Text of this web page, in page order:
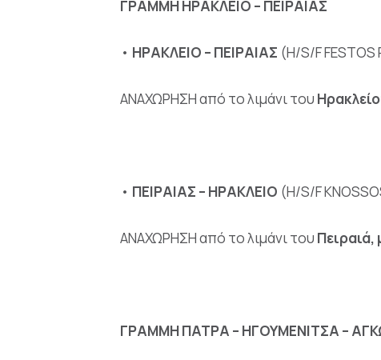
ΓΡΑΜΜΗ ΗΡΑΚΛΕΙΟ – ΠΕΙΡΑΙΑΣ
• ΗΡΑΚΛΕΙΟ – ΠΕΙΡΑΙΑΣ (H/S/F FESTOS
ΑΝΑΧΩΡΗΣΗ από το λιμάνι του
• ΠΕΙΡΑΙΑΣ – ΗΡΑΚΛΕΙΟ (H/S/F
ΑΝΑΧΩΡΗΣΗ από το λιμάνι του Πειραιά,
ΓΡΑΜΜΗ ΠΑΤΡΑ – ΗΓΟΥΜΕΝΙΤΣΑ –